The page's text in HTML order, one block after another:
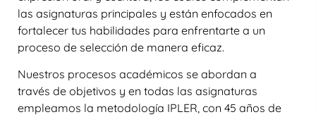
las asignaturas principales y están enfocados en
fortalecer tus habilidades para enfrentarte a un
proceso de selección de manera eficaz.
Nuestros procesos académicos se abordan a
través de objetivos y en todas las asignaturas
empleamos la metodología IPLER, con 45 años de